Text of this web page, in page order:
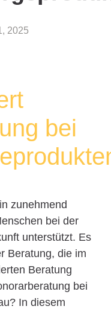
2025
bei
zunehmend
bei der
unterstützt. Es
Beratung, die im
Beratung
bei
In diesem